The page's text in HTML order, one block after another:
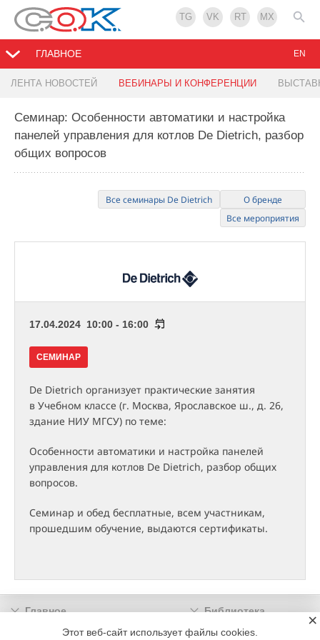
TG VK RT MX
ГЛАВНОЕ
ЛЕНТА НОВОСТЕЙ ВЕБИНАРЫ И КОНФЕРЕНЦИИ
EN
Семинар: Особенности автоматики и настройка
панелей управления для котлов De Dietrich, разбор
общих вопросов
Все семинары De Dietrich
О бренде
Все мероприятия
17.04.2024 10:00 - 16:00
СЕМИНАР
De Dietrich организует практические занятия
в Учебном классе (г. Москва, Ярославское ш., д. 26,
здание НИУ МГСУ) по теме:
Особенности автоматики и настройка панелей
управления для котлов De Dietrich, разбор общих
вопросов.
Семинар и обед бесплатные, всем участникам,
прошедшим обучение, выдаются сертификаты.
Главное
Библиотека
Подписка
Реклама
Этот веб-сайт использует файлы cookies.
×